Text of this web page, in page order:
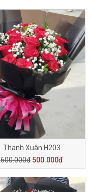
Thanh Xuân H203
600.000đ 500.000đ